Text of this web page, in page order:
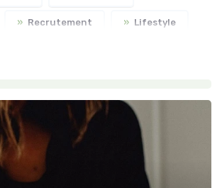
» Recrutement » Lifestyle